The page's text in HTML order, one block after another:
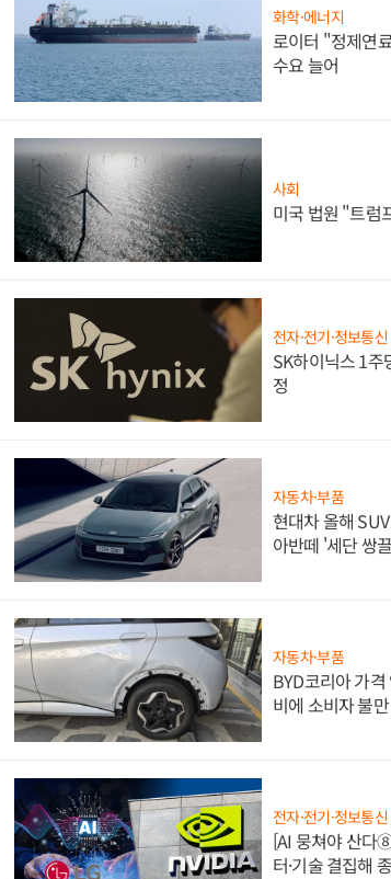
화학·에너지
로이터 "정제연
수요 늘어
사회
미국 법원 "트럼
전자·전기·정보통신
SK하이닉스 1주
정
자동차·부품
현대차 올해
아반떼 '세단 쌍
자동차·부품
BYD코리아 가
비에 소비자 불
전자·전기·정보통신
[AI 뭉쳐야 산다
터·기술 결집해